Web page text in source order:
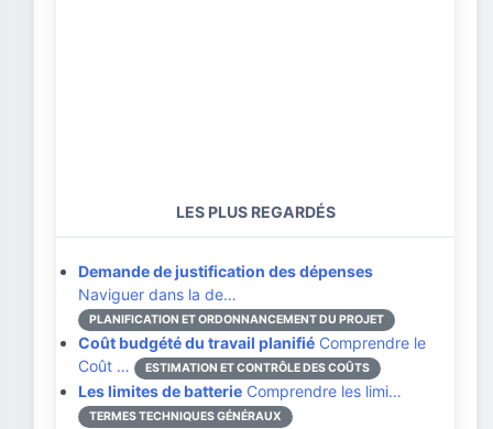
LES PLUS REGARDÉS
Demande de justification des dépenses
Naviguer dans la de…
PLANIFICATION ET ORDONNANCEMENT DU PROJET
Coût budgété du travail planifié Comprendre le
Coût …
ESTIMATION ET CONTRÔLE DES COÛTS
Les limites de batterie Comprendre les limi…
TERMES TECHNIQUES GÉNÉRAUX